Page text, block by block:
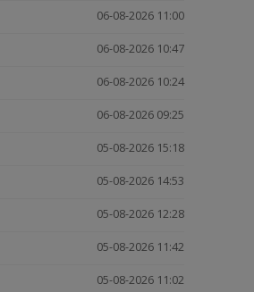
06-08-2026 11:00
06-08-2026 10:47
06-08-2026 10:24
06-08-2026 09:25
05-08-2026 15:18
05-08-2026 14:53
05-08-2026 12:28
05-08-2026 11:42
05-08-2026 11:02